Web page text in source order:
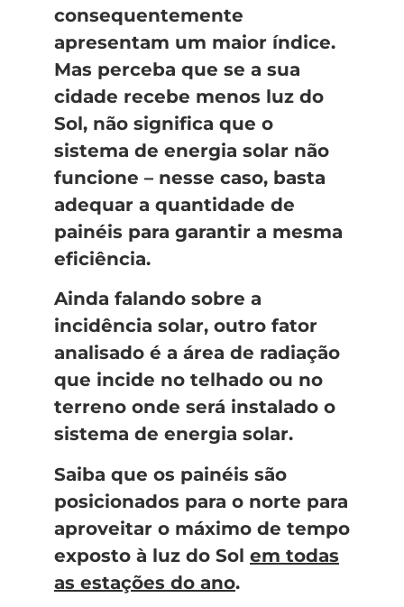
consequentemente
apresentam um maior índice.
Mas perceba que se a sua
cidade recebe menos luz do
Sol, não significa que o
sistema de energia solar não
funcione – nesse caso, basta
adequar a quantidade de
painéis para garantir a mesma
eficiência.
Ainda falando sobre a
incidência solar, outro fator
analisado é a área de radiação
que incide no telhado ou no
terreno onde será instalado o
sistema de energia solar.
Saiba que os painéis são
posicionados para o norte para
aproveitar o máximo de tempo
exposto à luz do Sol em todas
as estações do ano.